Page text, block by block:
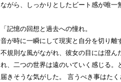
ながら、しっかりとしたビート感が唯一
「記憶の回想と過去への憧れ。
音が時に一瞬にして現実と自分を切り
不規則な風がながれ、彼女の目には澄
れ、二つの世界は遠のいていく感じる
届きそうな気がした。 言うべき事はた